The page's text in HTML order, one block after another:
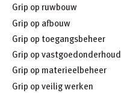
Grip op ruwbouw
Grip op afbouw
Grip op toegangsbeheer
Grip op vastgoedonderhoud
Grip op materieelbeheer
Grip op veilig werken